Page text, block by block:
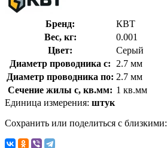
Бренд:
КВТ
Вес, кг:
0.001
Цвет:
Серый
Диаметр проводника с:
2.7 мм
Диаметр проводника по: 2.7 мм
Сечение жилы с, кв.мм: 1 кв.мм
Единица измерения: штук
Сохранить или поделиться с близкими: